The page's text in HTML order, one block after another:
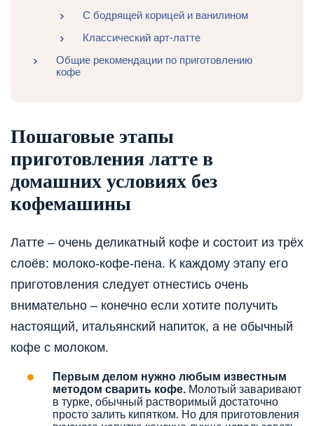
С бодрящей корицей и ванилином
Классический арт-латте
Общие рекомендации по приготовлению
кофе
Пошаговые этапы
приготовления латте в
домашних условиях без
кофемашины
Латте – очень деликатный кофе и состоит из трёх
слоёв: молоко-кофе-пена. К каждому этапу его
приготовления следует отнестись очень
внимательно – конечно если хотите получить
настоящий, итальянский напиток, а не обычный
кофе с молоком.
Первым делом нужно любым известным
методом сварить кофе. Молотый заваривают
в турке, обычный растворимый достаточно
просто залить кипятком. Но для приготовления